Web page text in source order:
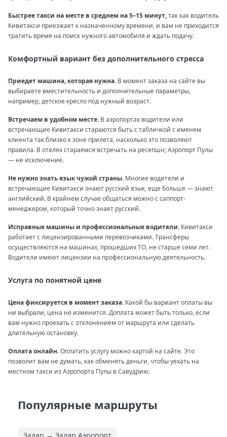
Быстрее такси на месте в среднем на 5–15 минут,так как водитель
Кивитакси приезжает к назначенному времени, и вам не приходится
тратить время на поиск нужного автомобиля и ждать подачу.
Комфортный вариант без дополнительного стресса
Приедет машина, которая нужна. В момент заказа на сайте вы
выбираете вместительность и дополнительные параметры,
например, детское кресло под нужный возраст.
Встречаем в удобном месте. В аэропортах водители или
встречающие Кивитакси стараются быть с табличкой с именем
клиента так близко к зоне прилета, насколько это позволяют
правила. В отелях стараемся встречать на ресепшн; Аэропорт Пулы
— не исключение.
Не нужно знать язык чужой страны. Многие водители и
встречающие Кивитакси знают русский язык, еще больше — знают
английский. В крайнем случае общаться можно с саппорт-
менеджером, который точно знает русский.
Исправные машины и профессиональные водители. Кивитакси
работает с лицензированными перевозчиками. Трансферы
осуществляются на машинах, прошедших ТО, не старше семи лет.
Водители имеют лицензии на профессиональную деятельность.
Услуга по понятной цене
Цена фиксируется в момент заказа. Какой бы вариант оплаты вы
ни выбрали, цена не изменится. Доплата может быть только, если
вам нужно проехать с отклонением от маршрута или сделать
длительную остановку.
Оплата онлайн.Оплатить услугу можно картой на сайте. Это
позволит вам не думать, как обменять деньги, чтобы уехать на
местном такси из Аэропорта Пулы в Савудрию.
Популярные маршруты